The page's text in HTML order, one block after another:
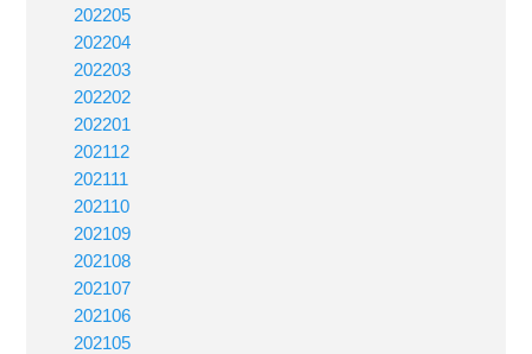
202205
202204
202203
202202
202201
202112
202111
202110
202109
202108
202107
202106
202105